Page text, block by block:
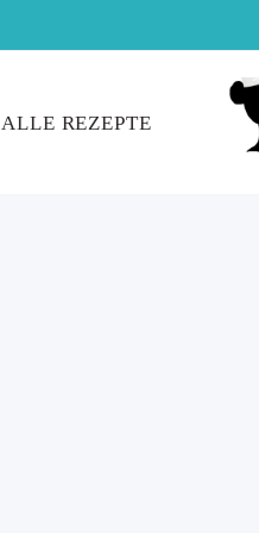
ALLE REZEPTE